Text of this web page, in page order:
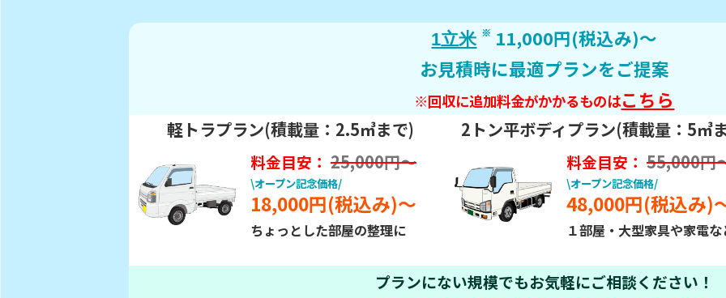
1立米 ※ 11,000円(税込み)～
お見積時に最適プランをご提案
※回収に追加料金がかかるものはこちら
軽トラプラン(積載量：2.5㎥まで)
料金目安：25,000円～
\オープン記念価格/
18,000円(税込み)～
ちょっとした部屋の整理に
2トン平ボディプラン(積載量：5㎥
料金目安：55,000円
\オープン記念価格/
48,000円(税込み)
１部屋・大型家具や家電
プランにない規模でもお気軽にご相談ください！